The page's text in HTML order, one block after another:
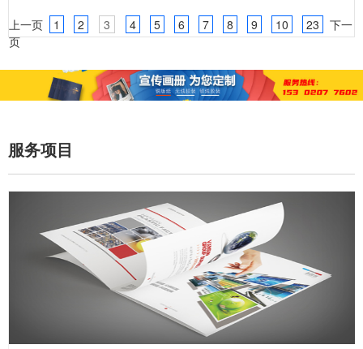
上一页 1 2 3 4 5 6 7 8 9 10 23
下一
页
服务项目